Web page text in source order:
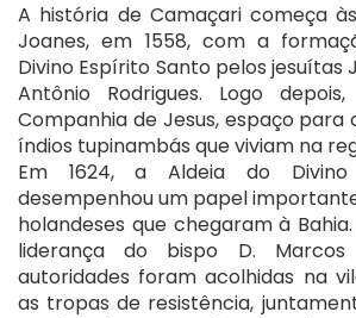
A história de Camaçari começa
Joanes, em 1558, com a
Divino Espírito Santo pelos jesuítas
Antônio Rodrigues. Logo
Companhia de Jesus, espaço para
índios tupinambás que viviam na
Em 1624, a Aldeia do Divino
desempenhou um papel
holandeses que chegaram à
liderança do bispo D. Marcos
autoridades foram acolhidas na
as tropas de resistência,